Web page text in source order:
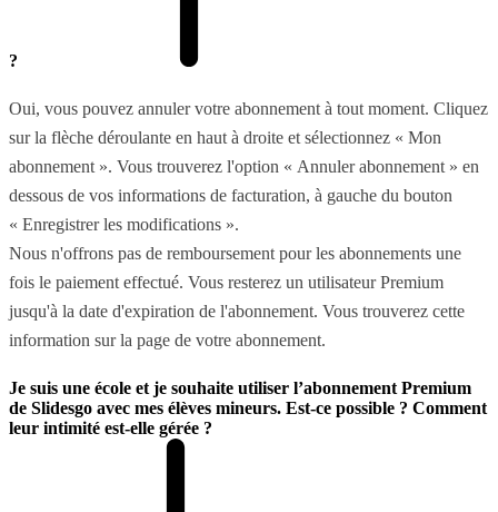
?
Oui, vous pouvez annuler votre abonnement à tout moment. Cliquez
sur la flèche déroulante en haut à droite et sélectionnez « Mon
abonnement ». Vous trouverez l'option « Annuler abonnement » en
dessous de vos informations de facturation, à gauche du bouton
« Enregistrer les modifications ».
Nous n'offrons pas de remboursement pour les abonnements une
fois le paiement effectué. Vous resterez un utilisateur Premium
jusqu'à la date d'expiration de l'abonnement. Vous trouverez cette
information sur la page de votre abonnement.
Je suis une école et je souhaite utiliser l’abonnement Premium
de Slidesgo avec mes élèves mineurs. Est-ce possible ? Comment
leur intimité est-elle gérée ?